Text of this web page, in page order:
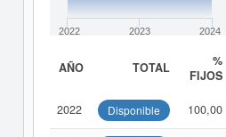
2022 2023 2024
AÑO TOTAL
%
FIJOS
2022 Disponible 100,00